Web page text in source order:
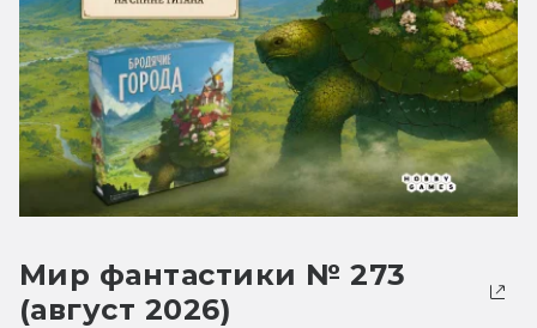
Мир фантастики № 273
(август 2026)